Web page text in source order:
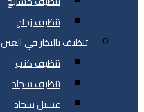
تنظيف زجاج
تنظيف بالبخار في العين
تنظيف كنب
تنظيف سجاد
غسيل سجاد